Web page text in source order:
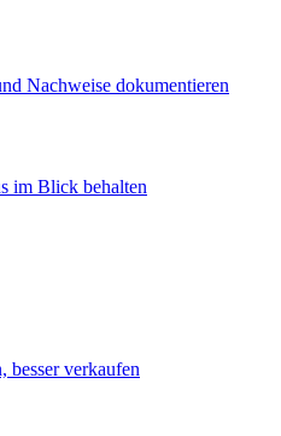
Nachweise dokumentieren
im Blick behalten
besser verkaufen